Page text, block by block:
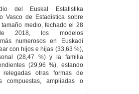
Ley
del Euskal Estatistika
Vasco de Estadística sobre
medio, fechado el 28
2018, los modelos
numerosos en Euskadi
con hijos e hijas (33,63 %),
(28,47 %) y la familia
(29,96 %), estando
relegadas otras formas de
compuestas, ampliadas o